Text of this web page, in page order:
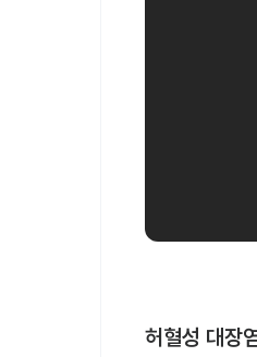
허혈성 대장